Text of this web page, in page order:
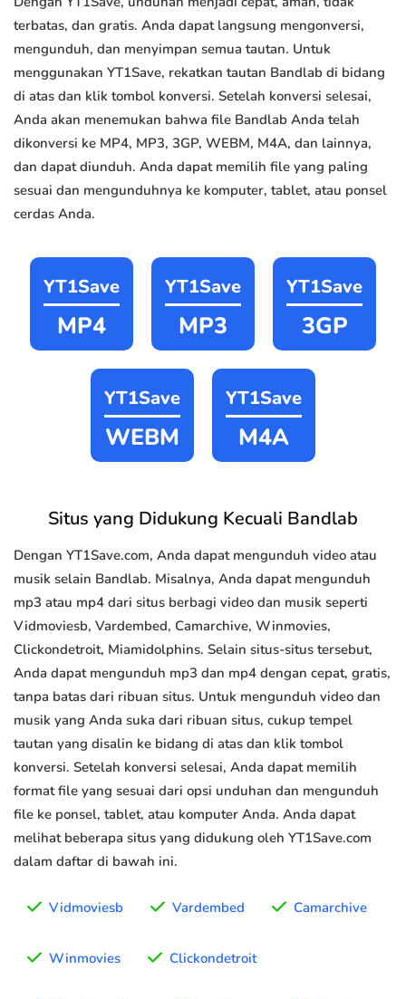
terbatas, dan gratis. Anda dapat langsung mengonversi,
mengunduh, dan menyimpan semua tautan. Untuk
menggunakan YT1Save, rekatkan tautan Bandlab di bidang
di atas dan klik tombol konversi. Setelah konversi selesai,
Anda akan menemukan bahwa file Bandlab Anda telah
dikonversi ke MP4, MP3, 3GP, WEBM, M4A, dan lainnya,
dan dapat diunduh. Anda dapat memilih file yang paling
sesuai dan mengunduhnya ke komputer, tablet, atau ponsel
cerdas Anda.
YT1Save
MP4
YT1Save
MP3
YT1Save
3GP
YT1Save
WEBM
YT1Save
M4A
Situs yang Didukung Kecuali Bandlab
Dengan YT1Save.com, Anda dapat mengunduh video atau
musik selain Bandlab. Misalnya, Anda dapat mengunduh
mp3 atau mp4 dari situs berbagi video dan musik seperti
Vidmoviesb, Vardembed, Camarchive, Winmovies,
Clickondetroit, Miamidolphins. Selain situs-situs tersebut,
Anda dapat mengunduh mp3 dan mp4 dengan cepat, gratis,
tanpa batas dari ribuan situs. Untuk mengunduh video dan
musik yang Anda suka dari ribuan situs, cukup tempel
tautan yang disalin ke bidang di atas dan klik tombol
konversi. Setelah konversi selesai, Anda dapat memilih
format file yang sesuai dari opsi unduhan dan mengunduh
file ke ponsel, tablet, atau komputer Anda. Anda dapat
melihat beberapa situs yang didukung oleh YT1Save.com
dalam daftar di bawah ini.
Vidmoviesb Vardembed Camarchive
Winmovies Clickondetroit